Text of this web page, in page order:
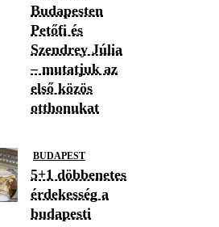
Budapesten
Petőfi és
Szendrey Júlia
– mutatjuk az
első közös
otthonukat
BUDAPEST
5+1 döbbenetes
érdekesség a
budapesti